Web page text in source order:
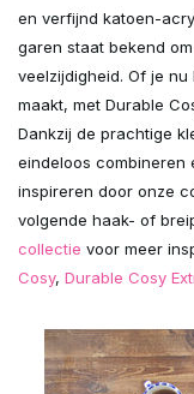
en verfijnd katoen-
garen staat bekend
veelzijdigheid. Of je
maakt, met Durable
Dankzij de prachtige
eindeloos combineren
inspireren door onze
volgende haak- of
collectie voor meer
Cosy, Durable Cosy